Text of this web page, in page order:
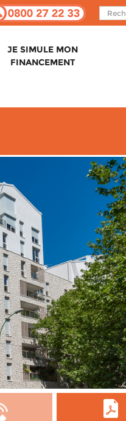
JE SIMULE MON
FINANCEMENT